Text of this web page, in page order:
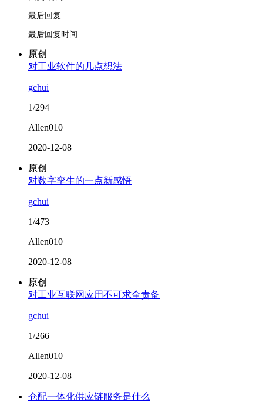
最后回复
最后回复时间
原创
对工业软件的几点想法
gchui
1/294
Allen010
2020-12-08
原创
对数字孪生的一点新感悟
gchui
1/473
Allen010
2020-12-08
原创
对工业互联网应用不可求全责备
gchui
1/266
Allen010
2020-12-08
仓配一体化供应链服务是什么